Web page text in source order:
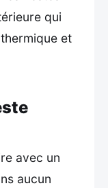
qui
et
avec un
aucun